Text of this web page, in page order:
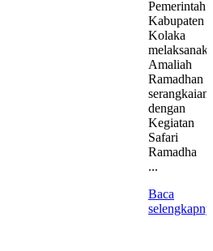
Pemerintah
Kabupaten
Kolaka
Amaliah
Ramadhan
serangkaian
dengan
Kegiatan
Safari
Ramadha
...
Baca